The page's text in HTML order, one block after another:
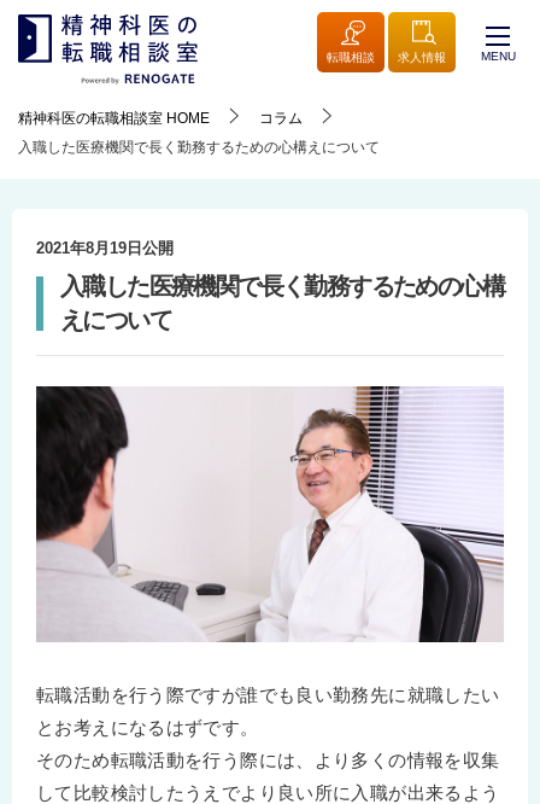
転職相談 求人情報 MENU
精神科医の転職相談室 HOME
コラム
入職した医療機関で長く勤務するための心構えについて
2021年8月19日 公開
入職した医療機関で長く勤務するための心構
えについて
転職活動を行う際ですが誰でも良い勤務先に就職したい
とお考えになるはずです。
そのため転職活動を行う際には、より多くの情報を収集
して比較検討したうえでより良い所に入職が出来るよう